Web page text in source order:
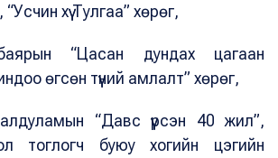
хүү Тулгаа” хөрөг,
“Цасан дундах цагаан
өгсөн түүний амлалт” хөрөг,
“Давс үүрсэн 40 жил”,
тоглогч буюу хогийн цэгийн